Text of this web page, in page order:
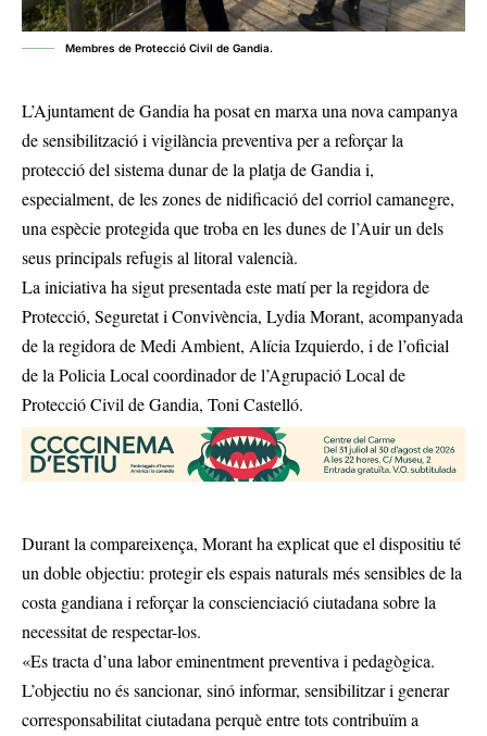
Membres de Protecció Civil de Gandia.
L’Ajuntament de Gandia ha posat en marxa una nova campanya
de sensibilització i vigilància preventiva per a reforçar la
protecció del sistema dunar de la platja de Gandia i,
especialment, de les zones de nidificació del corriol camanegre,
una espècie protegida que troba en les dunes de l’Auir un dels
seus principals refugis al litoral valencià.
La iniciativa ha sigut presentada este matí per la regidora de
Protecció, Seguretat i Convivència, Lydia Morant, acompanyada
de la regidora de Medi Ambient, Alícia Izquierdo, i de l’oficial
de la Policia Local coordinador de l’Agrupació Local de
Protecció Civil de Gandia, Toni Castelló.
Durant la compareixença, Morant ha explicat que el dispositiu té
un doble objectiu: protegir els espais naturals més sensibles de la
costa gandiana i reforçar la conscienciació ciutadana sobre la
necessitat de respectar-los.
«Es tracta d’una labor eminentment preventiva i pedagògica.
L’objectiu no és sancionar, sinó informar, sensibilitzar i generar
corresponsabilitat ciutadana perquè entre tots contribuïm a